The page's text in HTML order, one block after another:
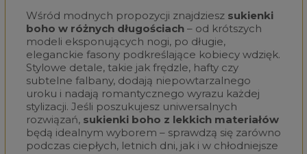
Wśród modnych propozycji znajdziesz sukienki
boho w różnych długościach– od krótszych
modeli eksponujących nogi, po długie,
eleganckie fasony podkreślające kobiecy wdzięk.
Stylowe detale, takie jak frędzle, hafty czy
subtelne falbany, dodają niepowtarzalnego
uroku i nadają romantycznego wyrazu każdej
stylizacji. Jeśli poszukujesz uniwersalnych
rozwiązań, sukienki boho z lekkich materiałów
będą idealnym wyborem – sprawdzą się zarówno
podczas ciepłych, letnich dni, jak i w chłodniejsze